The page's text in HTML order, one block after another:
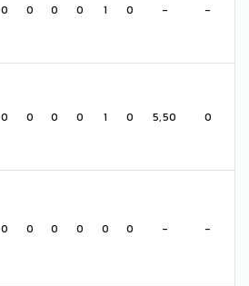
0 0 0 0 1 0 - -
0 0 0 0 1 0 5,50 0
0 0 0 0 0 0 - -